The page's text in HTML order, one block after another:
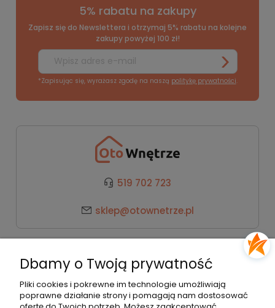
5% rabatu na zakupy
Zapisz się do Newslettera i otrzymaj 5% rabatu na kolejne
zakupy powyżej 100 zł!
*Zapisując się, wyrażasz zgodę na naszą politykę prywatności.
519 702 723
sklep@otownetrze.pl
Pomoc
Dbamy o Twoją prywatność
Pliki cookies i pokrewne im technologie umożliwiają
poprawne działanie strony i pomagają nam dostosować